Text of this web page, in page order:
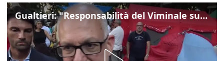
Gualtieri: "Responsabilità del Viminale su Spin Time? La posizione dei partiti è nota"